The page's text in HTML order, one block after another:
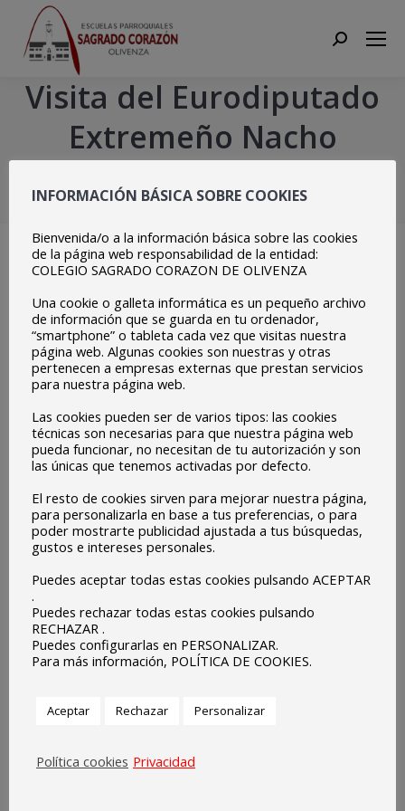
Search:
Visita del Eurodiputado
Extremeño Nacho
Sánchez Amor
Con la presencia de ;
-Joaquín Fuentes (Aderco-Ceiprex)
-Manolo Garrancho (Ceiprex)
INFORMACIÓN BÁSICA SOBRE COOKIES
Bienvenida/o a la información básica sobre las cookies
de la página web responsabilidad de la entidad:
COLEGIO SAGRADO CORAZON DE OLIVENZA
Una cookie o galleta informática es un pequeño archivo
de información que se guarda en tu ordenador,
“smartphone” o tableta cada vez que visitas nuestra
página web. Algunas cookies son nuestras y otras
pertenecen a empresas externas que prestan servicios
para nuestra página web.
Las cookies pueden ser de varios tipos: las cookies
técnicas son necesarias para que nuestra página web
pueda funcionar, no necesitan de tu autorización y son
las únicas que tenemos activadas por defecto.
El resto de cookies sirven para mejorar nuestra página,
para personalizarla en base a tus preferencias, o para
poder mostrarte publicidad ajustada a tus búsquedas,
gustos e intereses personales.
Puedes aceptar todas estas cookies pulsando ACEPTAR
.
Puedes rechazar todas estas cookies pulsando
RECHAZAR .
Puedes configurarlas en PERSONALIZAR.
Para más información, POLÍTICA DE COOKIES.
Aceptar Rechazar Personalizar
Política cookies Privacidad